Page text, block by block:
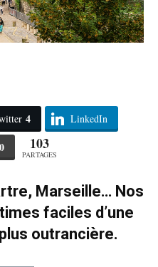
4 LinkedIn
103
PARTAGES
Marseille… Nos
faciles d’une
outrancière.